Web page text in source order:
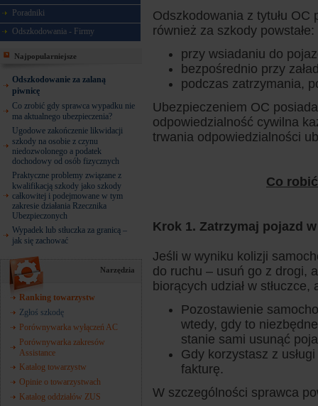
Poradniki
Odszkodowania - Firmy
Najpopularniejsze
Odszkodowanie za zalaną
piwnicę
Co zrobić gdy sprawca wypadku nie
ma aktualnego ubezpieczenia?
Ugodowe zakończenie likwidacji
szkody na osobie z czynu
niedozwolonego a podatek
dochodowy od osób fizycznych
Praktyczne problemy związane z
kwalifikacją szkody jako szkody
całkowitej i podejmowane w tym
zakresie działania Rzecznika
Ubezpieczonych
Wypadek lub stłuczka za granicą –
jak się zachować
Narzędzia
Ranking towarzystw
Zgłoś szkodę
Porównywarka wyłączeń AC
Porównywarka zakresów
Assistance
Katalog towarzystw
Opinie o towarzystwach
Katalog oddziałów ZUS
Odszkodowania z tytułu
również za szkody powstałe:
przy wsiadaniu do
bezpośrednio przy
podczas zatrzymania,
Ubezpieczeniem OC
odpowiedzialność cywilna
trwania odpowiedzialności
Co
Krok 1. Zatrzymaj pojazd
Jeśli w wyniku kolizji
do ruchu – usuń go z drogi,
biorących udział w
Pozostawienie
wtedy, gdy to
stanie sami usunąć
Gdy korzystasz z
fakturę.
W szczególności sprawca